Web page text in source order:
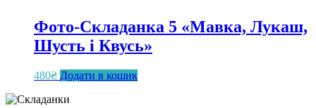
Фото-Складанка 5 «Мавка, Лукаш,
Шусть і Квусь»
480₴ Додати в кошик